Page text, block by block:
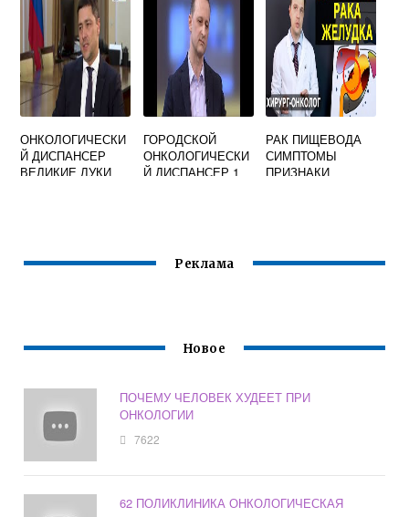
ОНКОЛОГИЧЕСКИ
Й ДИСПАНСЕР
ВЕЛИКИЕ ЛУКИ
ГОРОДСКОЙ
ОНКОЛОГИЧЕСКИ
Й ДИСПАНСЕР 1
РАК ПИЩЕВОДА
СИМПТОМЫ
ПРИЗНАКИ
Реклама
Новое
ПОЧЕМУ ЧЕЛОВЕК ХУДЕЕТ ПРИ
ОНКОЛОГИИ
7622
62 ПОЛИКЛИНИКА ОНКОЛОГИЧЕСКАЯ